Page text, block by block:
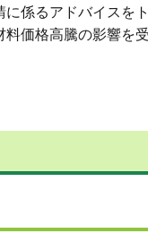
係るアドバイスを
価格高騰の影響を